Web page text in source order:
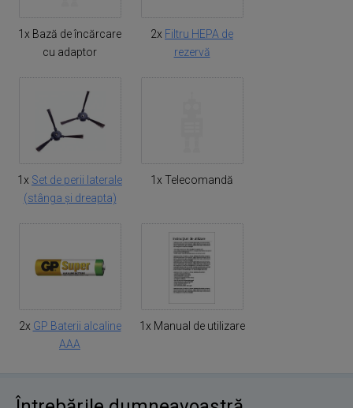
1x Bază de încărcare
cu adaptor
2x Filtru HEPA de
rezervă
1x Set de perii laterale
(stânga și dreapta)
1x Telecomandă
2x GP Baterii alcaline
AAA
1x Manual de utilizare